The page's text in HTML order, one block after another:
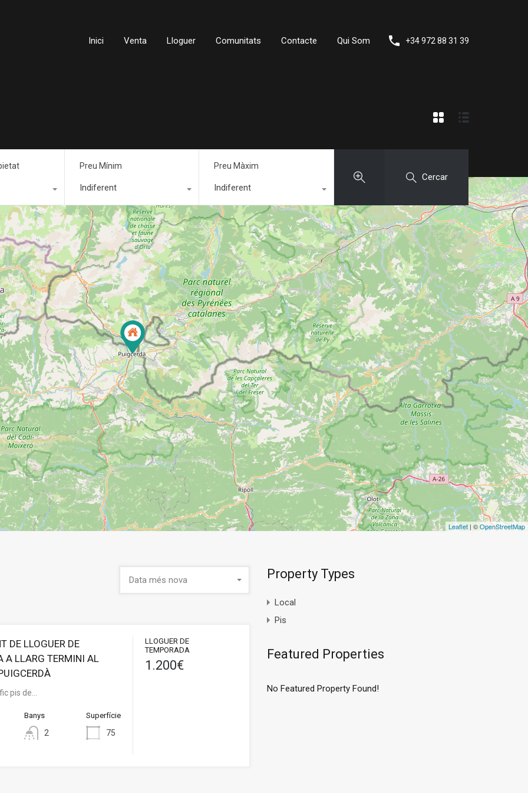
Inici Venta Lloguer Comunitats Contacte Qui Som +34 972 88 31 39
Preu Mínim
Indiferent
Preu Màxim
Indiferent
Cercar
Leaflet | ©OpenStreetMap
Data més nova
DE LLOGUER DE
A LLARG TERMINI AL
pis de…
Banys
2
Superfície
75
LLOGUER DE
TEMPORADA
1.200€
Property Types
Local
Pis
Featured Properties
No Featured Property Found!